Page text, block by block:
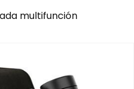
multifunción